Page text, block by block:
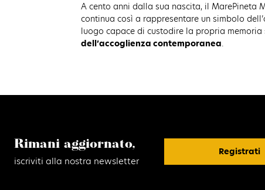
A cento anni dalla sua nascita, il MarePineta
continua così a rappresentare un simbolo
luogo capace di custodire la propria
dell’accoglienza contemporanea.
Rimani aggiornato,
iscriviti alla nostra newsletter
Registrati